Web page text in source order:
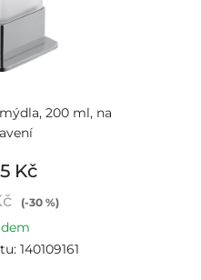
200 ml, na
Kč
(-30 %)
140109161